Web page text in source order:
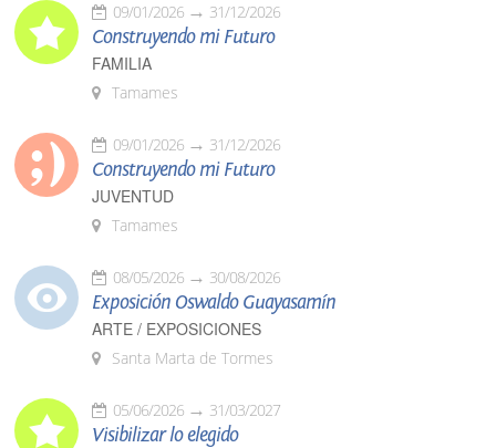
09/01/2026 31/12/2026
Construyendo mi Futuro
FAMILIA
Tamames
09/01/2026 31/12/2026
Construyendo mi Futuro
JUVENTUD
Tamames
08/05/2026 30/08/2026
Exposición Oswaldo Guayasamín
ARTE / EXPOSICIONES
Santa Marta de Tormes
05/06/2026 31/03/2027
Visibilizar lo elegido